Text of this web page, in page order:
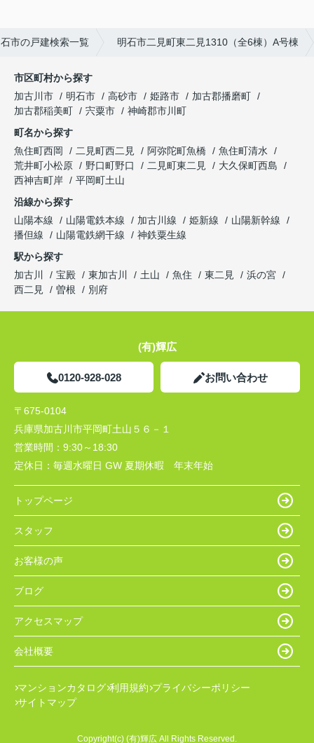
市の戸建検索一覧 明石市二見町東二見1310（全6棟）A号棟
市区町村から探す
加古川市
明石市 高砂市 姫路市
加古郡播磨町
加古郡稲美町
宍粟市
神崎郡市川町
町名から探す
魚住町西岡
二見町西二見 阿弥陀町魚橋
魚住町清水
荒井町小松原
野口町野口 二見町東二見
大久保町西島
西神吉町岸
平岡町土山
沿線から探す
山陽本線
山陽電鉄本線 加古川線 姫新線
山陽新幹線
播但線
山陽電鉄網干線
神鉄粟生線
駅から探す
加古川
宝殿 東加古川 土山 魚住 東二見
浜の宮
西二見
曽根 別府
(有)輝広
0120-928-028 お問い合わせ
〒675-0104
兵庫県加古川市平岡町土山５６－１
営業時間： 9:30～18:30
定休日： 毎週水曜日 GW 夏期休暇 年末年始
トップページ
スタッフ
お客様の声
ブログ
アクセスマップ
会社概要
マンションカタログ 利用規約 プライバシーポリシー
サイトマップ
Copyright(c) (有)輝広 All Rights Reserved.